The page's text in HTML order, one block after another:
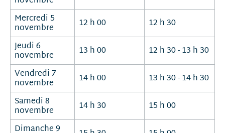
Mercredi 5
novembre 12 h 00
12 h 30
Jeudi 6
novembre 13 h 00
12 h 30 - 13 h 30
Vendredi 7
novembre 14 h 00
13 h 30 - 14 h 30
Samedi 8
novembre 14 h 30
15 h 00
Dimanche 9